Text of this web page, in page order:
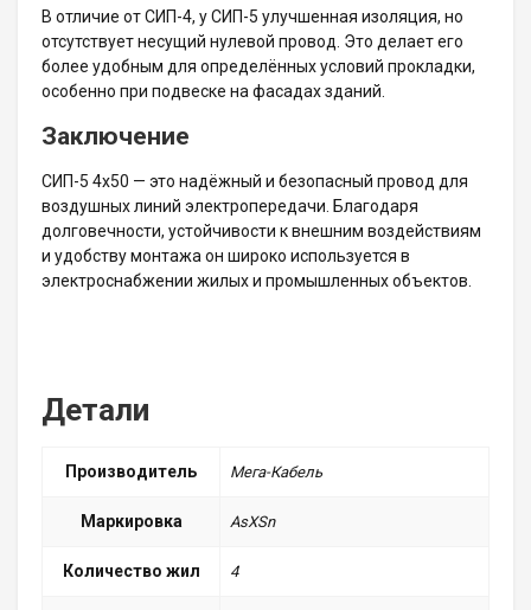
В отличие от СИП-4, у СИП-5 улучшенная изоляция, но
отсутствует несущий нулевой провод. Это делает его
более удобным для определённых условий прокладки,
особенно при подвеске на фасадах зданий.
Заключение
СИП-5 4х50 — это надёжный и безопасный провод для
воздушных линий электропередачи. Благодаря
долговечности, устойчивости к внешним воздействиям
и удобству монтажа он широко используется в
электроснабжении жилых и промышленных объектов.
Детали
Производитель Мега-Кабель
Маркировка АsXSn
Количество жил 4